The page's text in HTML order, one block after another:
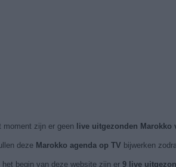
moment zijn er geen live uitgezonden Marokko
deze Marokko agenda op TV bijwerken
het begin van deze website zijn er 9 live